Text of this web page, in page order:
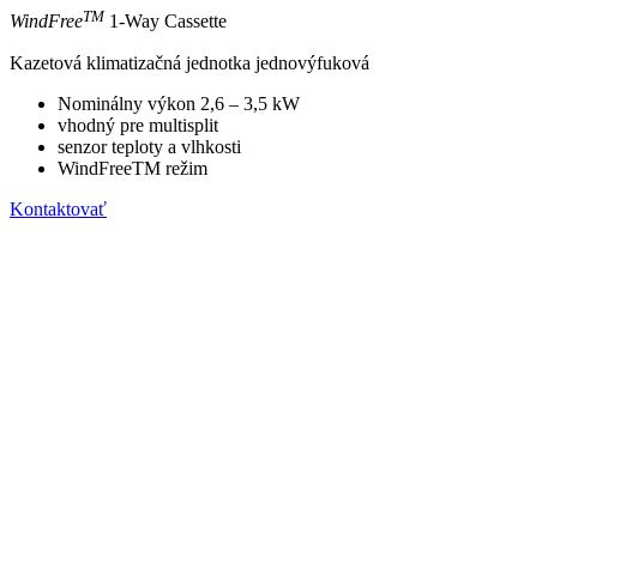
WindFreeTM 1-Way Cassette
Kazetová klimatizačná jednotka jednovýfuková
Nominálny výkon 2,6 – 3,5 kW
vhodný pre multisplit
senzor teploty a vlhkosti
WindFreeTM režim
Kontaktovať